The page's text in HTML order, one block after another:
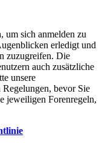
um sich anmelden zu
erledigt und
zuzugreifen. Die
auch zusätzliche
unsere
bevor Sie
jeweiligen Forenregeln,